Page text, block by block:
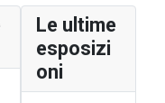
Le ultime
esposizi
oni